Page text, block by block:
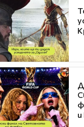
и